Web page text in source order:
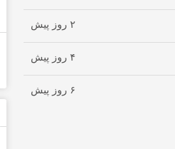
۲ روز پیش
۴ روز پیش
۶ روز پیش